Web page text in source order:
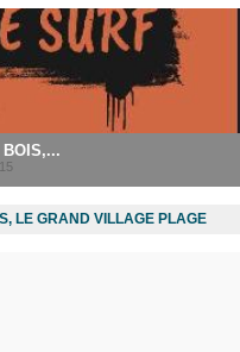
BOIS,...
LE GRAND VILLAGE PLAGE